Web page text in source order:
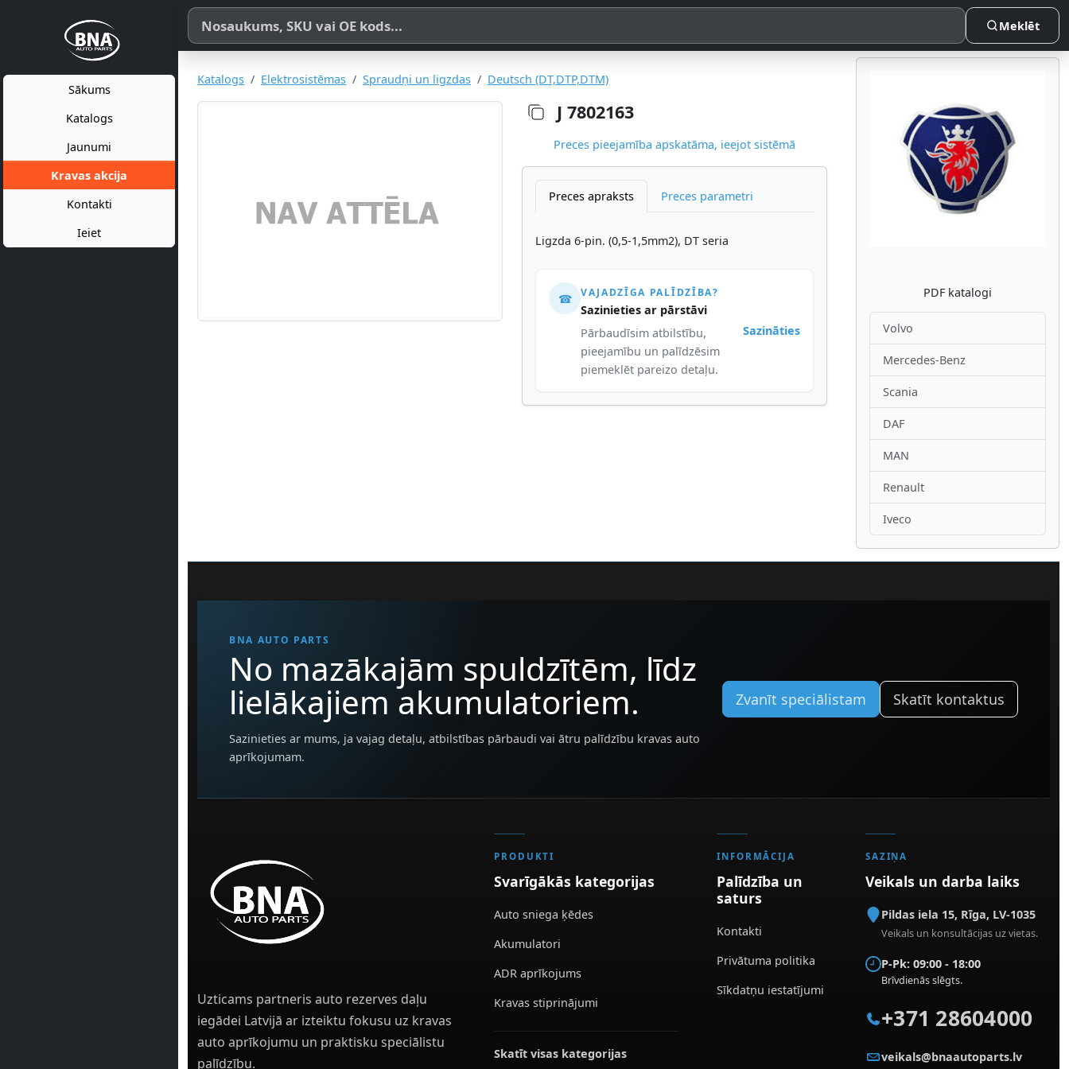
Sākums
Katalogs
Jaunumi
Kravas akcija
Kontakti
Ieiet
Meklēt pēc produkta nosaukuma, SKU vai OE koda
Meklēt
Katalogs Elektrosistēmas Spraudņi un ligzdas Deutsch (DT,DTP,DTM)
J 7802163
Preces pieejamība apskatāma, ieejot sistēmā
Preces apraksts Preces parametri
Ligzda 6-pin. (0,5-1,5mm2), DT seria
☎ VAJADZĪGA PALĪDZĪBA?
Sazinieties ar pārstāvi
Pārbaudīsim atbilstību,
pieejamību un palīdzēsim
piemeklēt pareizo detaļu.
Sazināties
Atpakaļ
PDF katalogi
Volvo
Mercedes-Benz
Scania
DAF
MAN
Renault
Iveco
BNA AUTO PARTS
No mazākajām spuldzītēm, līdz
lielākajiem akumulatoriem.
Sazinieties ar mums, ja vajag detaļu, atbilstības pārbaudi vai ātru palīdzību kravas auto
aprīkojumam.
Zvanīt speciālistam Skatīt kontaktus
Uzticams partneris auto rezerves daļu
iegādei Latvijā ar izteiktu fokusu uz kravas
auto aprīkojumu un praktisku speciālistu
palīdzību.
PRODUKTI
Svarīgākās kategorijas
Auto sniega ķēdes
Akumulatori
ADR aprīkojums
Kravas stiprinājumi
Skatīt visas kategorijas
INFORMĀCIJA
Palīdzība un
saturs
Kontakti
Privātuma politika
Sīkdatņu iestatījumi
SAZIŅA
Veikals un darba laiks
Pildas iela 15, Rīga, LV-1035
Veikals un konsultācijas uz vietas.
P-Pk: 09:00 - 18:00
Brīvdienās slēgts.
+371 28604000
veikals@bnaautoparts.lv